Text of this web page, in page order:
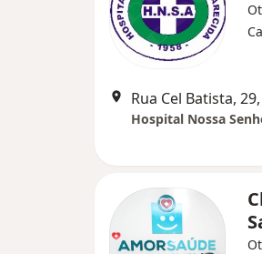
Rua Cel Batista,
Hospital Nossa